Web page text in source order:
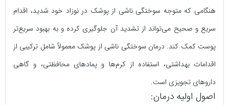
هنگامی که متوجه سوختگی ناشی از پوشک در نوزاد خود شدید، اقدام
سریع و صحیح می‌تواند از تشدید آن جلوگیری کرده و به بهبود سریع‌تر
پوست کمک کند. درمان سوختگی ناشی از پوشک معمولاً شامل ترکیبی از
اقدامات بهداشتی، استفاده از کرم‌ها و پمادهای محافظتی، و گاهی
داروهای تجویزی است.
اصول اولیه درمان: